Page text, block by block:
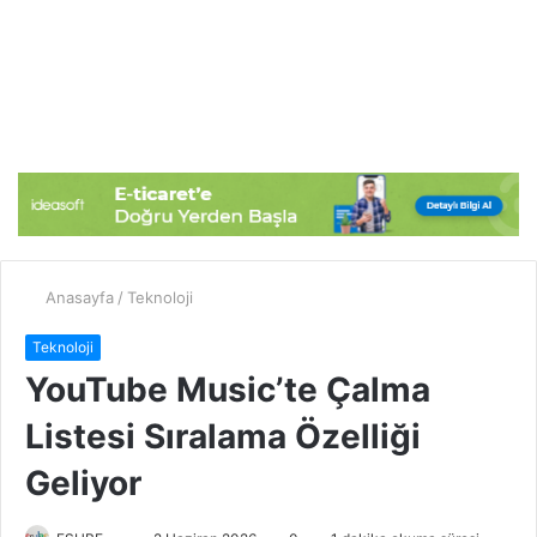
Anasayfa / Teknoloji
Teknoloji
YouTube Music’te Çalma
Listesi Sıralama Özelliği
Geliyor